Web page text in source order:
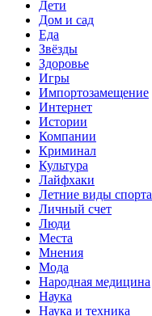
Дети
Дом и сад
Еда
Звёзды
Здоровье
Игры
Импортозамещение
Интернет
Истории
Компании
Криминал
Культура
Лайфхаки
Летние виды спорта
Личный счет
Люди
Места
Мнения
Мода
Народная медицина
Наука
Наука и техника